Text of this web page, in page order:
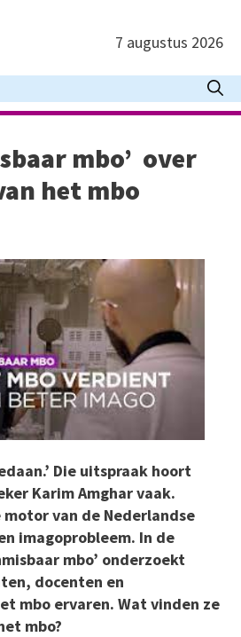
7 augustus 2026
mbo’ over
het mbo
Die uitspraak hoort
Karim Amghar vaak.
van de Nederlandse
imagoprobleem. In de
mbo’ onderzoekt
docenten en
mbo ervaren. Wat vinden ze
mbo?